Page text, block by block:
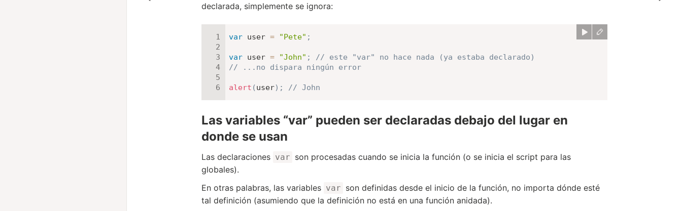
declarada, simplemente se ignora:
var user = "Pete" ;
var user = "John" ;
// este "var" no hace nada (ya estaba declarado)
// ...no dispara ningún error
alert (user) ; // John
Las variables “var” pueden ser declaradas debajo del lugar en
donde se usan
Las declaraciones var son procesadas cuando se inicia la función (o se inicia el script para las
globales).
En otras palabras, las variables var son definidas desde el inicio de la función, no importa dónde esté
tal definición (asumiendo que la definición no está en una función anidada).